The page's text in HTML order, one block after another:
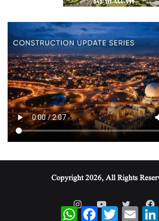
WhatsAppFacebookTwitterEmail
LinkedIn